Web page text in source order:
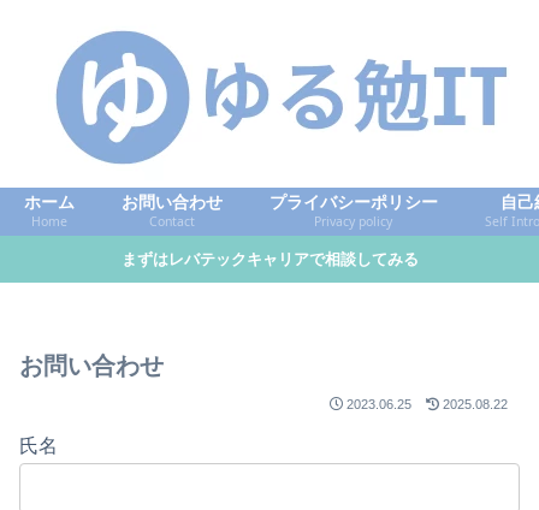
ホーム
Home
お問い合わせ
Contact
プライバシーポリシー
Privacy policy
自己
Self
まずはレバテックキャリアで相談してみる
お問い合わせ
2023.06.25 2025.08.22
氏名